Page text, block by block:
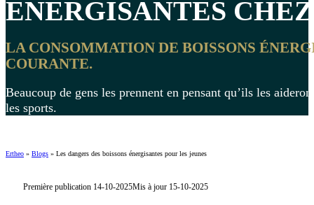
ÉNERGISANTES
LA CONSOMMATION DE BOISSONS
COURANTE.
Beaucoup de gens les prennent en pensant qu’ils les
les sports.
Ertheo » Blogs » Les dangers des boissons énergisantes pour les jeunes
Première publication 14-10-2025Mis à jour 15-10-2025